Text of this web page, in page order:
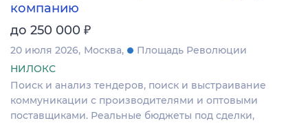
компанию
до 250 000 ₽
20 июля 2026 Москва
Площадь Революции
НИЛОКС
Поиск и анализ тендеров, поиск и выстраивание
коммуникации с производителями и оптовыми
поставщиками. Реальные бюджеты под сделки,